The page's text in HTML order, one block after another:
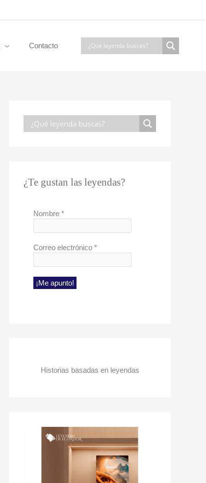
Contacto
¿Te gustan las leyendas?
Nombre *
Correo electrónico *
Historias basadas en leyendas